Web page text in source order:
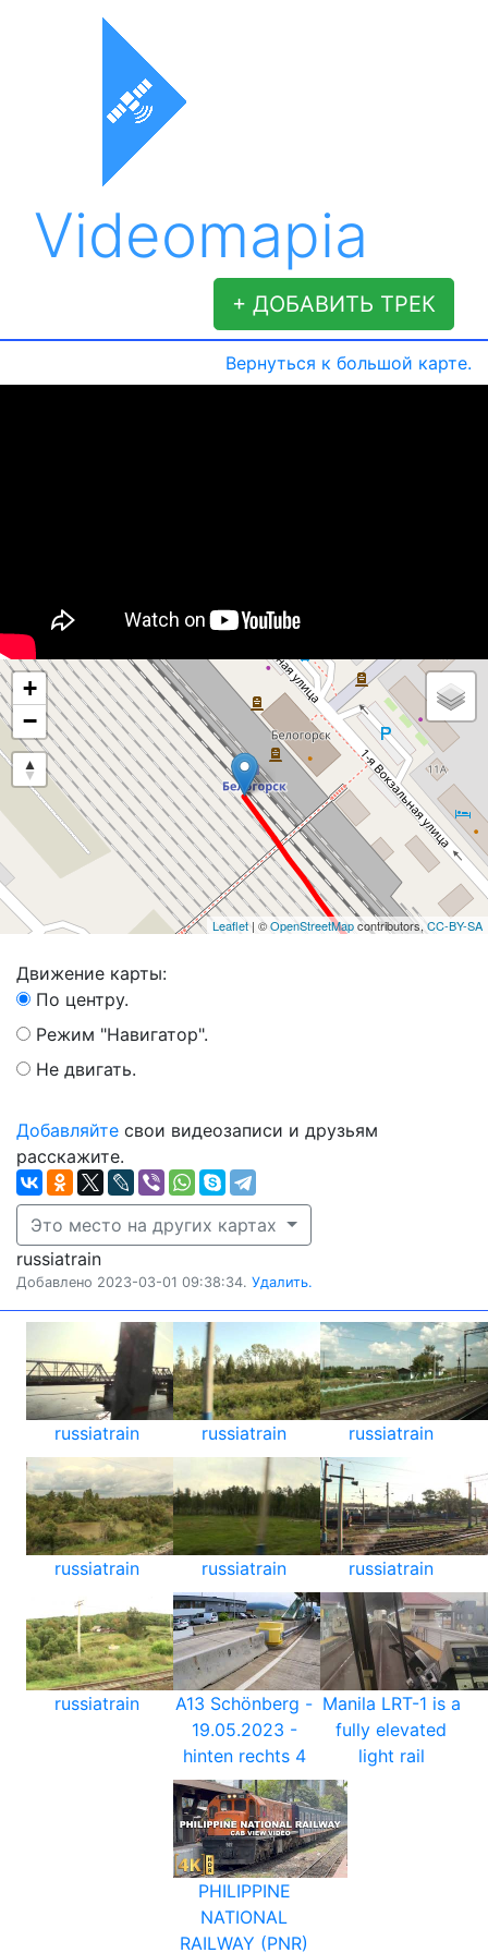
Videomapia
+ ДОБАВИТЬ ТРЕК
Вернуться к большой карте.
+
−
Leaflet | ©OpenStreetMapcontributors, CC-BY-SA
Движение карты:
По центру.
Режим "Навигатор".
Не двигать.
Добавляйте свои видеозаписи и друзьям
расскажите.
Это место на других картах
russiatrain
Добавлено 2023-03-01 09:38:34. Удалить.
russiatrain russiatrain russiatrain
russiatrain russiatrain russiatrain
russiatrain
A13 Schönberg -
19.05.2023 -
hinten rechts 4
Manila LRT-1 is a
fully elevated
light rail
PHILIPPINE
NATIONAL
RAILWAY (PNR)